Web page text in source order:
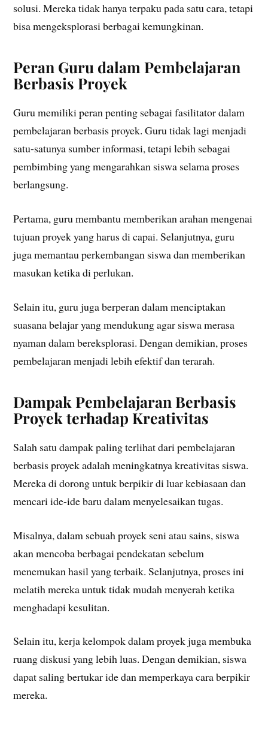
solusi. Mereka tidak hanya terpaku pada satu cara, tetapi
bisa mengeksplorasi berbagai kemungkinan.
Peran Guru dalam Pembelajaran
Berbasis Proyek
Guru memiliki peran penting sebagai fasilitator dalam
pembelajaran berbasis proyek. Guru tidak lagi menjadi
satu-satunya sumber informasi, tetapi lebih sebagai
pembimbing yang mengarahkan siswa selama proses
berlangsung.
Pertama, guru membantu memberikan arahan mengenai
tujuan proyek yang harus di capai. Selanjutnya, guru
juga memantau perkembangan siswa dan memberikan
masukan ketika di perlukan.
Selain itu, guru juga berperan dalam menciptakan
suasana belajar yang mendukung agar siswa merasa
nyaman dalam bereksplorasi. Dengan demikian, proses
pembelajaran menjadi lebih efektif dan terarah.
Dampak Pembelajaran Berbasis
Proyek terhadap Kreativitas
Salah satu dampak paling terlihat dari pembelajaran
berbasis proyek adalah meningkatnya kreativitas siswa.
Mereka di dorong untuk berpikir di luar kebiasaan dan
mencari ide-ide baru dalam menyelesaikan tugas.
Misalnya, dalam sebuah proyek seni atau sains, siswa
akan mencoba berbagai pendekatan sebelum
menemukan hasil yang terbaik. Selanjutnya, proses ini
melatih mereka untuk tidak mudah menyerah ketika
menghadapi kesulitan.
Selain itu, kerja kelompok dalam proyek juga membuka
ruang diskusi yang lebih luas. Dengan demikian, siswa
dapat saling bertukar ide dan memperkaya cara berpikir
mereka.